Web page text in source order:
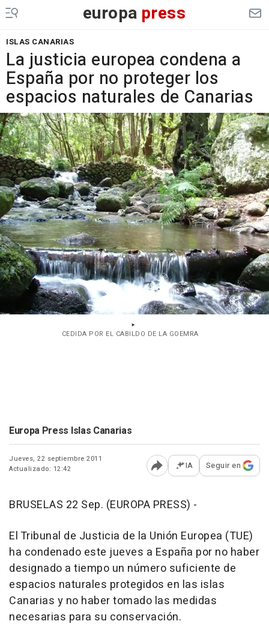
europa press
ISLAS CANARIAS
La justicia europea condena a
España por no proteger los
espacios naturales de Canarias
CEDIDA POR EL CABILDO DE LA GOEMRA
Europa Press Islas Canarias
Jueves, 22 septiembre 2011
Actualizado: 12:42
Abrir opciones para
IA Seguir en
BRUSELAS 22 Sep. (EUROPA PRESS) -
El Tribunal de Justicia de la Unión Europea (TUE)
ha condenado este jueves a España por no haber
designado a tiempo un número suficiente de
espacios naturales protegidos en las islas
Canarias y no haber tomado las medidas
necesarias para su conservación.